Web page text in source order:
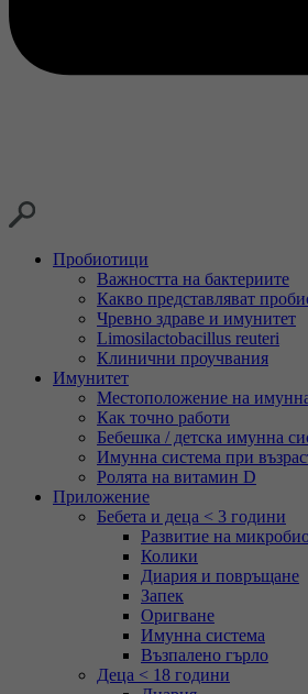
Пробиотици
Важността на бактериите
Какво представляват
Чревно здраве и имунитет
Limosilactobacillus reuteri
Клинични проучвания
Имунитет
Местоположение на
Как точно работи
Бебешка / детска имунна
Имунна система при
Ролята на витамин D
Приложение
Бебета и деца < 3 години
Развитие на
Колики
Диария и повръщане
Запек
Оригване
Имунна система
Възпалено гърло
Деца < 18 години